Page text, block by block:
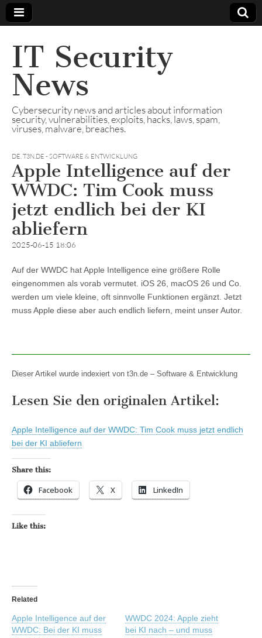
IT Security
News
Cybersecurity news and articles about information
security, vulnerabilities, exploits, hacks, laws, spam,
viruses, malware, breaches.
DE,T3N.DE - SOFTWARE & ENTWICKLUNG
Apple Intelligence auf der
WWDC: Tim Cook muss
jetzt endlich bei der KI
abliefern
2025-06-15 18:06
Auf der WWDC hat Apple Intelligence eine größere Rolle
eingenommen als vorab vermutet. iOS 26, macOS 26 und Co.
werden um viele kleine, oft sinnvolle Funktionen ergänzt. Jetzt
muss Apple diese aber auch endlich liefern, meint unser Autor.
Dieser Artikel wurde indexiert von t3n.de – Software & Entwicklung
Lesen Sie den originalen Artikel:
Apple Intelligence auf der WWDC: Tim Cook muss jetzt endlich
bei der KI abliefern
Share this:
Facebook X LinkedIn
Like this:
Related
Apple Intelligence auf der
WWDC: Bei der KI muss
WWDC 2024: Apple zieht
bei KI nach – und muss